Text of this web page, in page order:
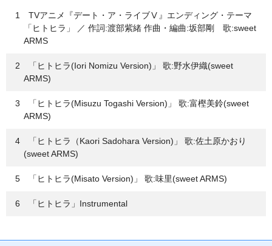
1 TVアニメ『デート・ア・ライブⅤ』エンディング・テーマ
「ヒトヒラ」 ／ 作詞:渡部紫緒 作曲・編曲:坂部剛 歌:sweet
ARMS
2 「ヒトヒラ(Iori Nomizu Version)」 歌:野水伊織(sweet
ARMS)
3 「ヒトヒラ(Misuzu Togashi Version)」 歌:富樫美鈴(sweet
ARMS)
4 「ヒトヒラ（Kaori Sadohara Version)」 歌:佐土原かおり
(sweet ARMS)
5 「ヒトヒラ(Misato Version)」 歌:味里(sweet ARMS)
6 「ヒトヒラ」Instrumental